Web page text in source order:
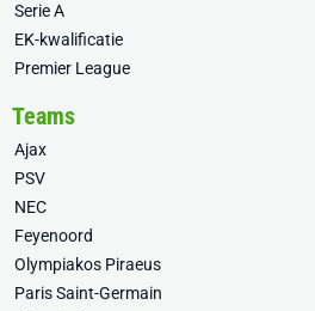
Serie A
EK-kwalificatie
Premier League
Teams
Ajax
PSV
NEC
Feyenoord
Olympiakos Piraeus
Paris Saint-Germain